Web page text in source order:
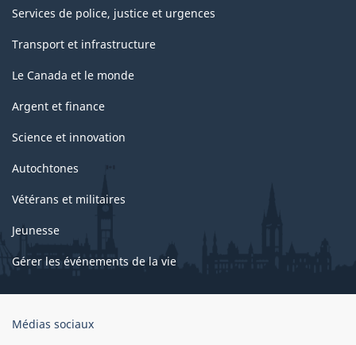
Services de police, justice et urgences
Transport et infrastructure
Le Canada et le monde
Argent et finance
Science et innovation
Autochtones
Vétérans et militaires
Jeunesse
Gérer les événements de la vie
Organisation
Médias sociaux